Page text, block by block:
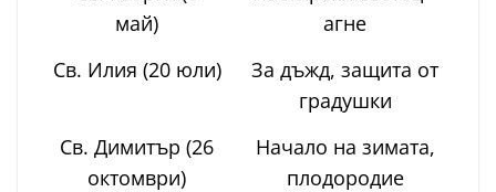
май)
агне
Св. Илия (20 юли)
За дъжд, защита от
градушки
Св. Димитър (26
октомври)
Начало на зимата,
плодородие